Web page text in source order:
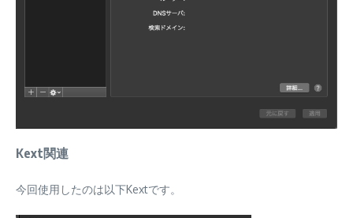
Kext関連
今回使用したのは以下Kextです。